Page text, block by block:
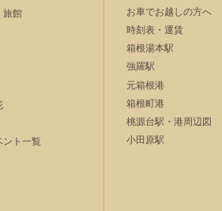
旅館
ント一覧
お車でお越しの方へ
時刻表・運賃
箱根湯本駅
強羅駅
元箱根港
箱根町港
桃源台駅・港周辺図
小田原駅